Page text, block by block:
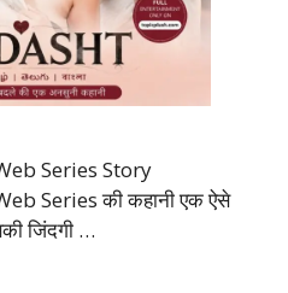
Series Story
Series की कहानी एक ऐसे
जिंदगी …